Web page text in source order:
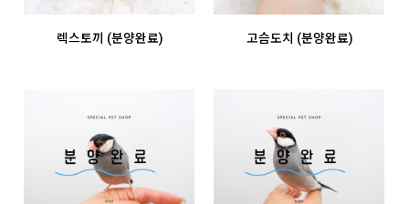
렉스토끼 (분양완료) 고슴도치 (분양완료)